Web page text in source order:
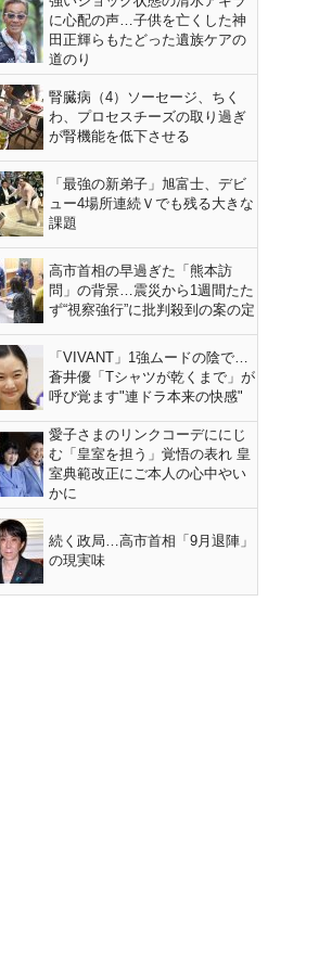
に心配の声…子供を亡くした神
田正輝らもたどった遺族ケアの
道のり
腎臓病（4）ソーセージ、ちく
わ、プロセスチーズの取り過ぎ
が腎機能を低下させる
「最強の新弟子」旭富士、デビ
ュー4場所連続Ｖでも残る大きな
課題
高市首相の早過ぎた「熊本訪
問」の背景…震災から1週間たた
ず“視察強行”に批判殺到の案の定
「VIVANT」1強ムードの陰で…
蒼井優「Tシャツが乾くまで」が
呼び覚ます"連ドラ本来の快感"
愛子さまのリンクコーデににじ
む「皇室を担う」覚悟の表れ 皇
室典範改正にご本人の心中やい
かに
続く政局…高市首相「9月退陣」
の現実味